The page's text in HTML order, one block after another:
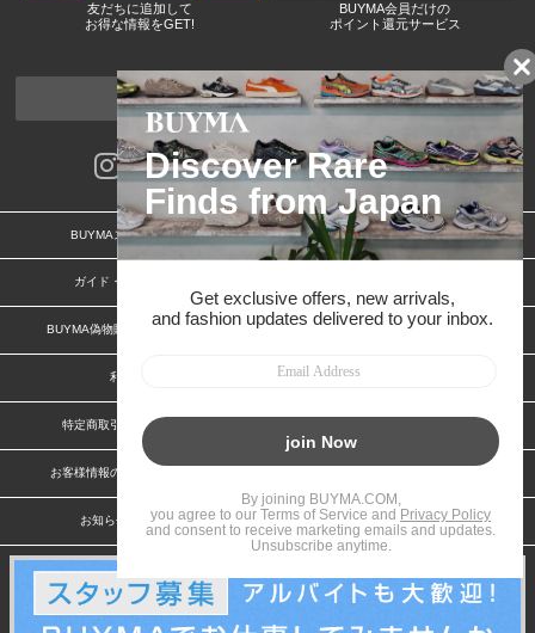
友だちに追加して
お得な情報をGET!
BUYMA会員だけの
ポイント還元サービス
ページトップへ
BUYMAスタートガイド 安心への取り組み
ガイド・お問い合わせ
BUYMA偽物販売防止の取り組み BUYMA CARD
利用規約
特定商取引法に関する表記 特定商取引法に関する表記(出品者)
お客様情報の外部送信について
お知らせ(PCサイト) 会社案内